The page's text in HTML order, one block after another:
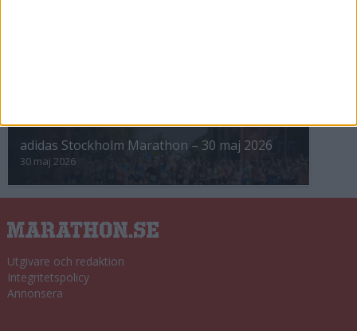
adidas Stockholm Marathon – 30 maj 2026
30 maj 2026
Utgivare och redaktion
Integritetspolicy
Annonsera